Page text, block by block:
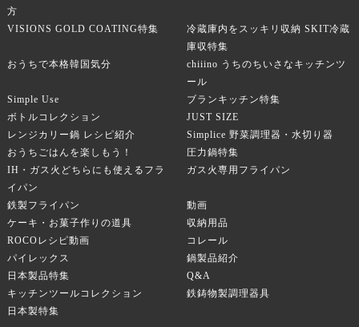
方
VISIONS GOLD COATING特集
冷蔵庫内をスッキリ収納 SKIT冷蔵
庫収特集
おうちで本格韓国気分
chiiino うちのちいさなキッチンツ
ール
Simple Use
ブランキッチン特集
ボトルコレクション
JUST SIZE
レンジカリー鍋 レシピ紹介
Simplice 野菜調理器・水切り器
おうちごはんを楽しもう！
圧力鍋特集
IH・ガス火どちらにも使えるフラ
イパン
ガス火専用フライパン
鉄製フライパン
動画
ケーキ・お菓子作りの道具
収納用品
ROCOレシピ動画
コレール
パイレックス
鍋製品紹介
日本製品特集
Q&A
キッチンツールコレクション
鉄鋳物製調理器具
日本製特集